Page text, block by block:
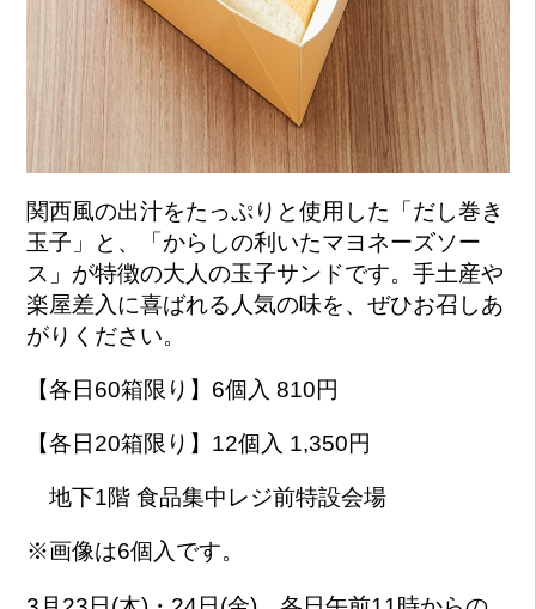
関西風の出汁をたっぷりと使用した「だし巻き
玉子」と、「からしの利いたマヨネーズソー
ス」が特徴の大人の玉子サンドです。手土産や
楽屋差入に喜ばれる人気の味を、ぜひお召しあ
がりください。
【各日60箱限り】6個入 810円
【各日20箱限り】12個入 1,350円
地下1階 食品集中レジ前特設会場
※画像は6個入です。